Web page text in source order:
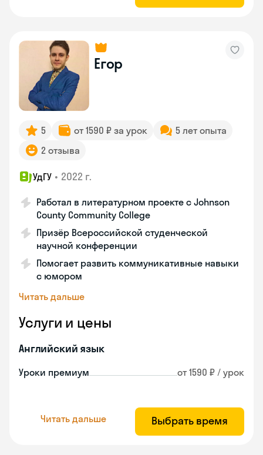
Егор
5 от 1590 ₽ за урок
5 лет опыта
2 отзыва
УдГУ • 2022 г.
Работал в литературном проекте с Johnson
County Community College
Призёр Всероссийской студенческой
научной конференции
Помогает развить коммуникативные навыки
с юмором
Читать дальше
Услуги и цены
Английский язык
Уроки премиум от 1590 ₽ / урок
Читать дальше Выбрать время